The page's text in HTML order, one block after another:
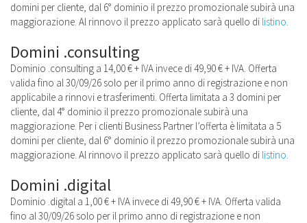
domini per cliente, dal 6° dominio il prezzo promozionale subirà una
maggiorazione. Al rinnovo il prezzo applicato sarà quello di listino.
Domini .consulting
Dominio .consulting a 14,00 € + IVA invece di 49,90 € + IVA. Offerta
valida fino al 30/09/26 solo per il primo anno di registrazione e non
applicabile a rinnovi e trasferimenti. Offerta limitata a 3 domini per
cliente, dal 4° dominio il prezzo promozionale subirà una
maggiorazione. Per i clienti Business Partner l’offerta è limitata a 5
domini per cliente, dal 6° dominio il prezzo promozionale subirà una
maggiorazione. Al rinnovo il prezzo applicato sarà quello di listino.
Domini .digital
Dominio .digital a 1,00 € + IVA invece di 49,90 € + IVA. Offerta valida
fino al 30/09/26 solo per il primo anno di registrazione e non